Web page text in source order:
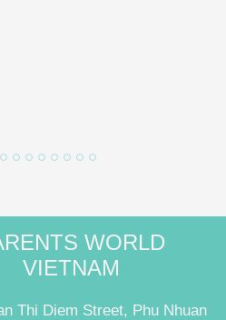
WORLD
VIETNAM
Thi Diem Street, Phu Nhuan